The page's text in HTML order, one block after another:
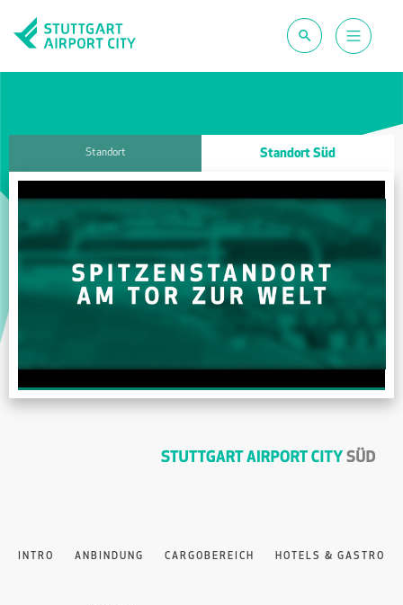
Standort Standort Süd
Business & Offices
Vernetzung & Mobilität
INTRO ANBINDUNG CARGOBEREICH HOTELS & GASTRO